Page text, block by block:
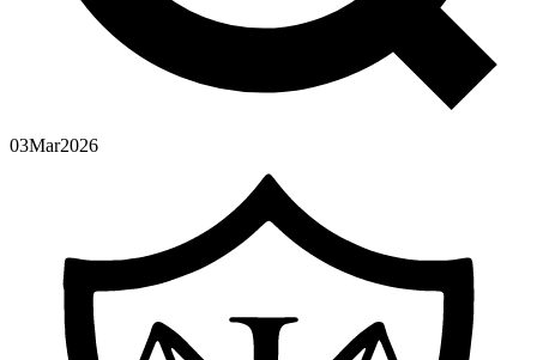
03Mar2026